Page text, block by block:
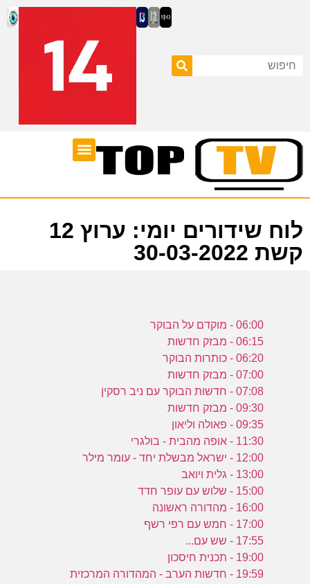
לוח שידורים יומי: ערוץ 12
קשת 30-03-2022
06:00 - מוקדם על הבוקר
06:15 - מבזק חדשות
06:20 - כותרות הבוקר
07:00 - מבזק חדשות
07:08 - חדשות הבוקר עם ניב רסקין
09:30 - מבזק חדשות
09:35 - פאולה וליאון
11:30 - אופה מהבית - בולגרי
12:00 - ישראל מבשלת יחד - עומר מילר
13:00 - גלית ויואב
15:00 - שלוש עם עופר חדד
16:00 - מהדורה ראשונה
17:00 - חמש עם רפי רשף
17:55 - שש עם...
19:00 - תכנית חיסכון
19:59 - חדשות הערב - המהדורה המרכזית